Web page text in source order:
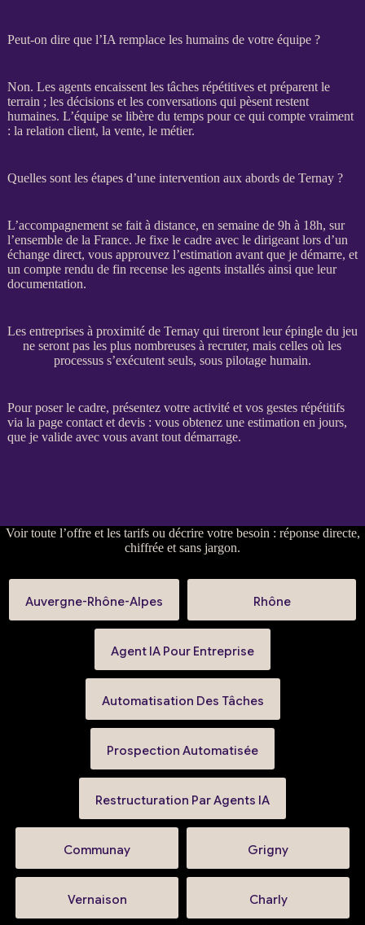
Peut-on dire que l’IA remplace les humains de votre équipe ?
Non. Les agentsencaissent les tâches répétitives et préparent le
terrain ; les décisions et les conversations qui pèsent restent
humaines. L’équipe se libère du temps pour ce qui compte vraiment
: la relation client, la vente, le métier.
Quelles sont les étapes d’une intervention aux abords de Ternay ?
L’accompagnement se fait à distance, en semaine de 9h à 18h, sur
l’ensemble de la France. Je fixe le cadre avec le dirigeant lors d’un
échange direct, vous approuvez l’estimation avant que je démarre, et
un compte rendu de fin recense les agentsinstallés ainsi que leur
documentation.
Les entreprises à proximité de Ternay qui tireront leur épingle du jeu
ne seront pas les plus nombreuses à recruter, mais celles où les
processus s’exécutent seuls, sous pilotage humain.
Pour poser le cadre, présentez votre activité et vos gestes répétitifs
via la page contact et devis: vous obtenez une estimation en jours,
que je valide avec vous avant tout démarrage.
Voirtoute l’offre et les tarifsou décrire votre besoin : réponse directe,
chiffrée et sans jargon.
Auvergne-Rhône-Alpes Rhône
Agent IA Pour Entreprise
Automatisation Des Tâches
Prospection Automatisée
Restructuration Par Agents IA
Communay Grigny
Vernaison Charly